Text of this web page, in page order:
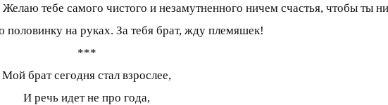
тебе самого чистого и незамутненного ничем счастья, чтобы ты
половинку на руках. За тебя брат, жду племяшек!
***
Мой брат сегодня стал взрослее,
И речь идет не про года,